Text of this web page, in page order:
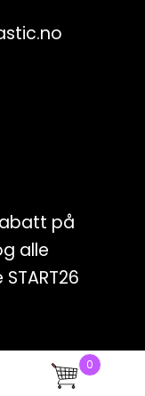
0
på
alle